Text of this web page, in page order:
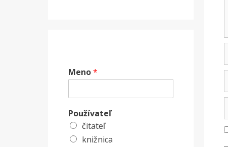
Meno*
Používateľ
čitateľ
knižnica